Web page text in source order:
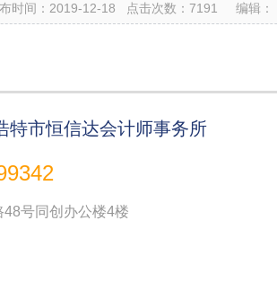
时间：2019-12-18 点击次数：7191 编辑：
特市恒信达会计师事务所
号同创办公楼4楼